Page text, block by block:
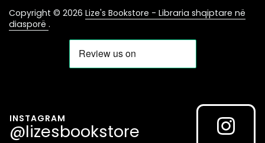
Copyright © 2026 Lize's Bookstore - Libraria shqiptare në
diasporë .
INSTAGRAM
@lizesbookstore